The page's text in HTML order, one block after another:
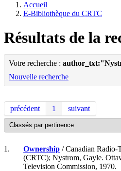
Accueil
E-Bibliothèque du CRTC
Résultats de la
Votre recherche :
Nouvelle recherche
précédent 1 suivant
1. Ownership / Canadian Radio-
(CRTC); Nystrom, Gayle.
Television Commission, 1970.